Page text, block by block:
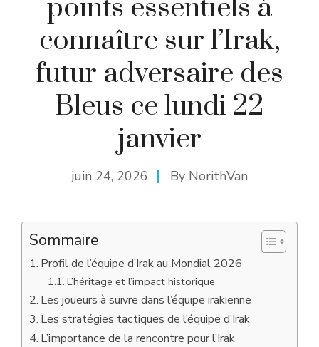
points essentiels à
connaître sur l’Irak,
futur adversaire des
Bleus ce lundi 22
janvier
juin 24, 2026 By NorithVan
Sommaire
Profil de l’équipe d’Irak au Mondial 2026
L’héritage et l’impact historique
Les joueurs à suivre dans l’équipe irakienne
Les stratégies tactiques de l’équipe d’Irak
L’importance de la rencontre pour l’Irak